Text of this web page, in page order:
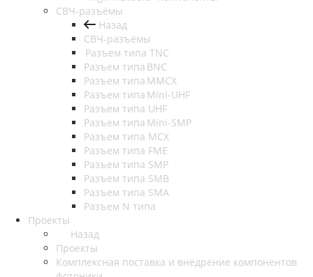
СВЧ-разъёмы
Назад
СВЧ-разъёмы
Разъем типа TNC
Разъем типа BNC
Разъем типа MMCX
Разъем типа Mini-UHF
Разъем типа UHF
Разъем типа Mini-SMP
Разъем типа MCX
Разъем типа FME
Разъем типа SMP
Разъем типа SMB
Разъем типа SMA
Разъем N типа
Проекты
Назад
Проекты
Комплексная поставка и внедрение компонентов